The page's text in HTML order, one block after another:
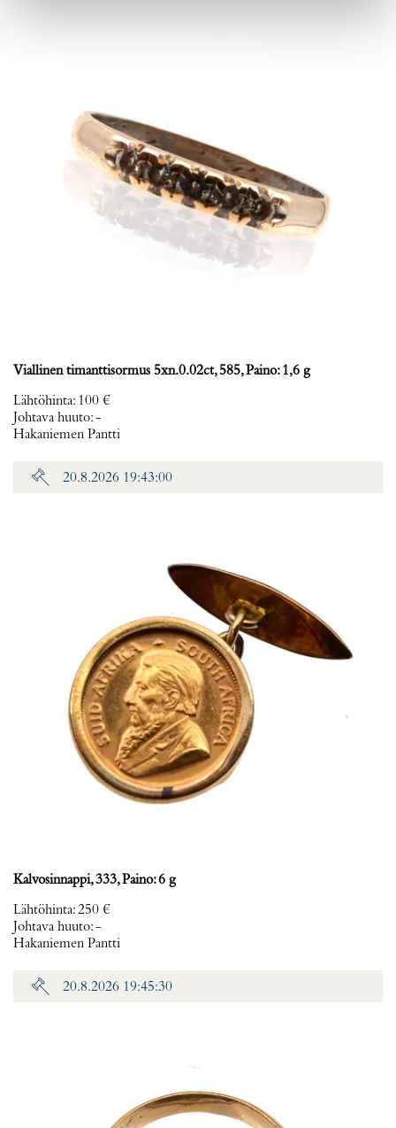
Viallinen timanttisormus 5xn.0.02ct, 585, Paino: 1,6 g
Lähtöhinta: 100 €
Johtava huuto:-
Hakaniemen Pantti
20.8.2026 19:43:00
Kalvosinnappi, 333, Paino: 6 g
Lähtöhinta:250 €
Johtava huuto:-
Hakaniemen Pantti
20.8.2026 19:45:30